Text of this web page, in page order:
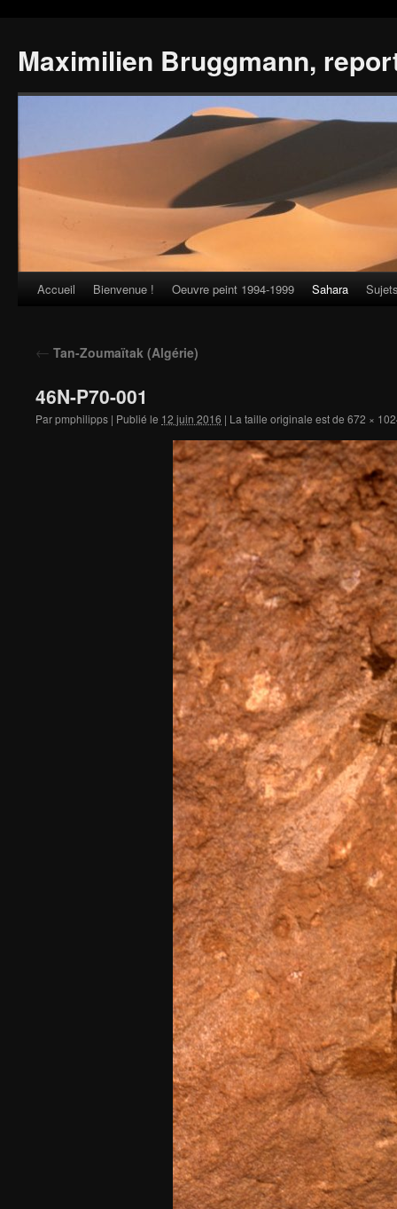
Maximilien Bruggmann,
Skip
content
Accueil Bienvenue ! Oeuvre peint 1994-1999 Sahara
← Tan-Zoumaïtak (Algérie)
46N-P70-001
Parpmphilipps | Publié le 12 juin 2016 | La taille originale est de 672 ×